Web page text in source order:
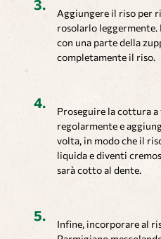
Aggiungere il riso per
rosolarlo leggermente.
con una parte della
completamente il riso.
Proseguire la cottura
regolarmente e
volta, in modo che il
liquida e diventi
sarà cotto al dente.
Infine, incorporare al